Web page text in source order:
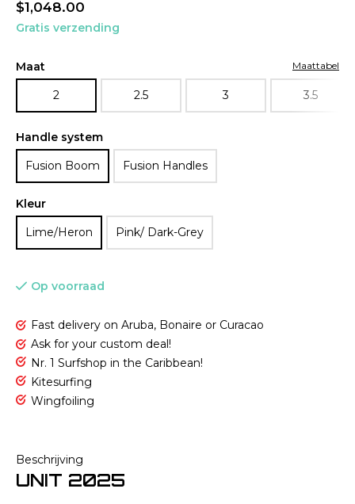
$1,048.00
Gratis verzending
Maat
2
2.5 3 3.5
Handle system
Fusion Boom
Fusion Handles
Kleur
Lime/Heron
Pink/ Dark-Grey
Maattabel
Op voorraad
Fast delivery on Aruba, Bonaire or Curacao
Ask for your custom deal!
Nr. 1 Surfshop in the Caribbean!
Kitesurfing
Wingfoiling
Beschrijving
UNIT 2025